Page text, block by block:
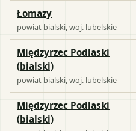
Łomazy
powiat bialski , woj. lubelskie
Międzyrzec Podlaski
(bialski)
powiat bialski , woj. lubelskie
Międzyrzec Podlaski
(bialski)